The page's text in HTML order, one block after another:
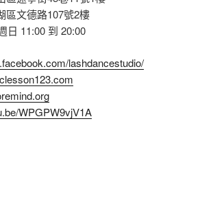
區文德路107號2樓
日 11:00 到 20:00
lashdancestudio/
WPGPW9vjV1A